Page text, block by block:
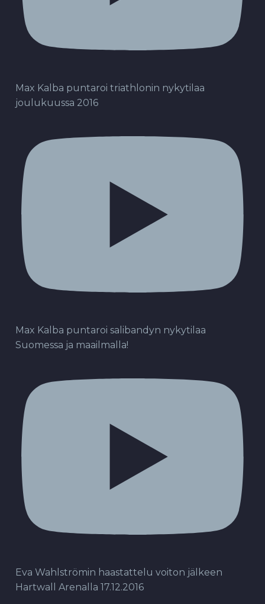
Max Kalba puntaroi triathlonin nykytilaa
joulukuussa 2016
Max Kalba puntaroi salibandyn nykytilaa
Suomessa ja maailmalla!
Eva Wahlströmin haastattelu voiton jälkeen
Hartwall Arenalla 17.12.2016